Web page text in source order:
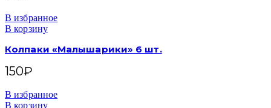
В избранное
В корзину
Колпаки «Малышарики» 6 шт.
150₽
В избранное
В корзину